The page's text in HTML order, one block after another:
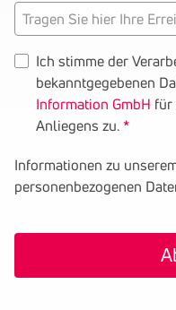
Tragen
Sie
hier
Ihre
Erreichbarkeit
Ich stimme der
bekanntgegebenen
Information GmbH für
Anliegens zu.
Informationen zu
personenbezogenen